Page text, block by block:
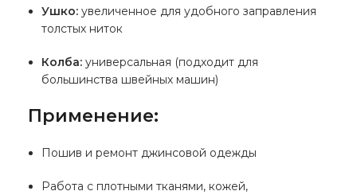
Ушко: увеличенное для удобного заправления
толстых ниток
Колба: универсальная (подходит для
большинства швейных машин)
Применение:
Пошив и ремонт джинсовой одежды
Работа с плотными тканями, кожей,